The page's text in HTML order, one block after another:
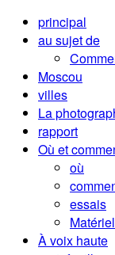
principal
au sujet de
Moscou
villes
La
rapport
Où et
où
essais
À voix haute